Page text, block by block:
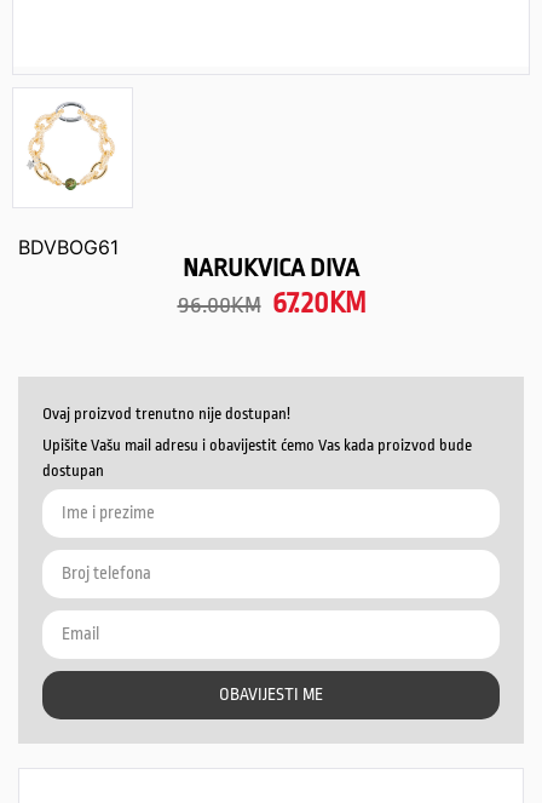
BDVBOG61
NARUKVICA DIVA
96.00KM 67.20 KM
Ovaj proizvod trenutno nije dostupan!
Upišite Vašu mail adresu i obavijestit ćemo Vas kada proizvod bude
dostupan
OBAVIJESTI ME